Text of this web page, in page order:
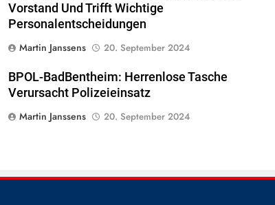
Vorstand Und Trifft Wichtige
Personalentscheidungen
Martin Janssens
20. September 2024
BPOL-BadBentheim: Herrenlose Tasche
Verursacht Polizeieinsatz
Martin Janssens
20. September 2024